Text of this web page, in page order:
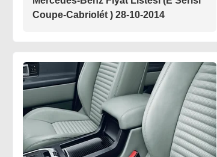
Coupe-Cabriolét ) 28-10-2014